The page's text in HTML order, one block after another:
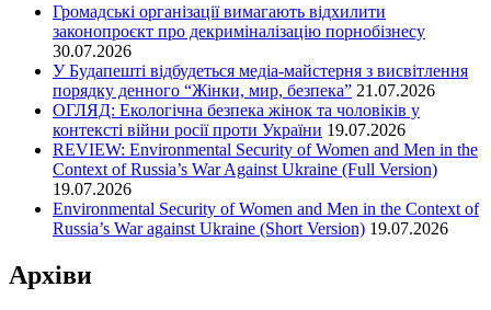
Громадські організації вимагають відхилити
законопроєкт про декриміналізацію порнобізнесу
30.07.2026
У Будапешті відбудеться медіа-майстерня з висвітлення
порядку денного “Жінки, мир, безпека” 21.07.2026
ОГЛЯД: Екологічна безпека жінок та чоловіків у
контексті війни росії проти України 19.07.2026
REVIEW: Environmental Security of Women and Men in the
Context of Russia’s War Against Ukraine (Full Version)
19.07.2026
Environmental Security of Women and Men in the Context of
Russia’s War against Ukraine (Short Version) 19.07.2026
Архіви